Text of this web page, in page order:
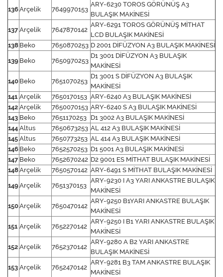
136Arçelik 7649970153
ARY-6230 TOROS GÖRÜNÜŞ A3
BULAŞIK MAKİNESİ
137 Arçelik 7647870142
ARY-6291 TOROS GÖRÜNÜŞ MİTHAT
LCD BULAŞIK MAKİNESİ
138 Beko 7650870253 D 2001 DİFÜZYON A3 BULAŞIK MAKİNESİ
139 Beko 7650970253
D1 3001 DİFÜZYON A3 BULAŞIK
MAKİNESİ
140 Beko 7651070253
D1 3001 S DİFÜZYON A3 BULAŞIK
MAKİNESİ
141 Arçelik 7650170153 ARY-6240 A3 BULAŞIK MAKİNESİ
142 Arçelik 7650070153 ARY-6240 S A3 BULAŞIK MAKİNESİ
143 Beko 7651170253 D1 3002 A3 BULAŞIK MAKİNESİ
144 Altus 7650673253 AL 412 A3 BULAŞIK MAKİNESİ
145 Altus 7650773253 AL 414 A3 BULAŞIK MAKİNESİ
146 Beko 7652570253 D1 5001 A3 BULAŞIK MAKİNESİ
147 Beko 7652670242 D2 9001 ES MİTHAT BULAŞIK MAKİNESİ
148Arçelik 7650570142 ARY-6491 S MİTHAT BULAŞIK MAKİNESİ
149Arçelik 7651370153
ARY-9230 I A3 YARI ANKASTRE BULAŞIK
MAKİNESİ
150Arçelik 7650470142
ARY-9250 B1YARI ANKASTRE BULAŞIK
MAKİNESİ
151 Arçelik 7652270142
ARY-9250 I B1 YARI ANKASTRE BULAŞIK
MAKİNESİ
152 Arçelik 7652370142
ARY-9280 A B2 YARI ANKASTRE
BULAŞIK MAKİNESİ
153 Arçelik 7652470142
ARY-9281 B3 TAM ANKASTRE BULAŞIK
MAKİNESİ